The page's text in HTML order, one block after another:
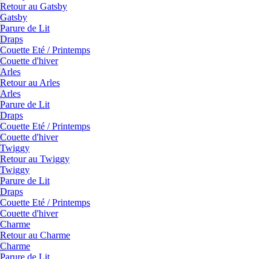
Retour au Gatsby
Gatsby
Parure de Lit
Draps
Couette Eté / Printemps
Couette d'hiver
Arles
Retour au Arles
Arles
Parure de Lit
Draps
Couette Eté / Printemps
Couette d'hiver
Twiggy
Retour au Twiggy
Twiggy
Parure de Lit
Draps
Couette Eté / Printemps
Couette d'hiver
Charme
Retour au Charme
Charme